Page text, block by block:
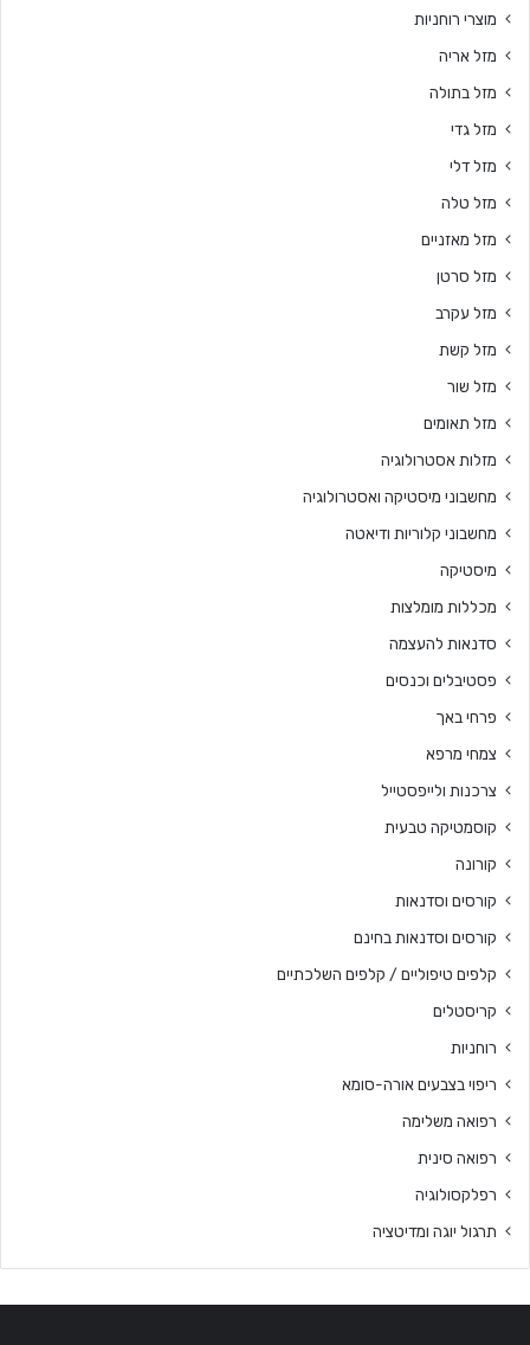
מוצרי רוחניות
מזל אריה
מזל בתולה
מזל גדי
מזל דלי
מזל טלה
מזל מאזניים
מזל סרטן
מזל עקרב
מזל קשת
מזל שור
מזל תאומים
מזלות אסטרולוגיה
מחשבוני מיסטיקה ואסטרולוגיה
מחשבוני קלוריות ודיאטה
מיסטיקה
מכללות מומלצות
סדנאות להעצמה
פסטיבלים וכנסים
פרחי באך
צמחי מרפא
צרכנות ולייפסטייל
קוסמטיקה טבעית
קורונה
קורסים וסדנאות
קורסים וסדנאות בחינם
קלפים טיפוליים / קלפים השלכתיים
קריסטלים
רוחניות
ריפוי בצבעים אורה-סומא
רפואה משלימה
רפואה סינית
רפלקסולוגיה
תרגול יוגה ומדיטציה